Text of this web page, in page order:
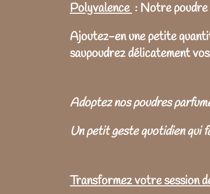
Polyvalence: Notre poudre
Ajoutez-en une petite
saupoudrez délicatement
Adoptez nos poudres
Un petit geste quotidien qui
Transformez votre session